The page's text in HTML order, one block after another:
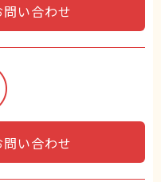
い合わせ
い合わせ